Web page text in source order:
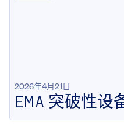
2026年4月21日
EMA 突破性设